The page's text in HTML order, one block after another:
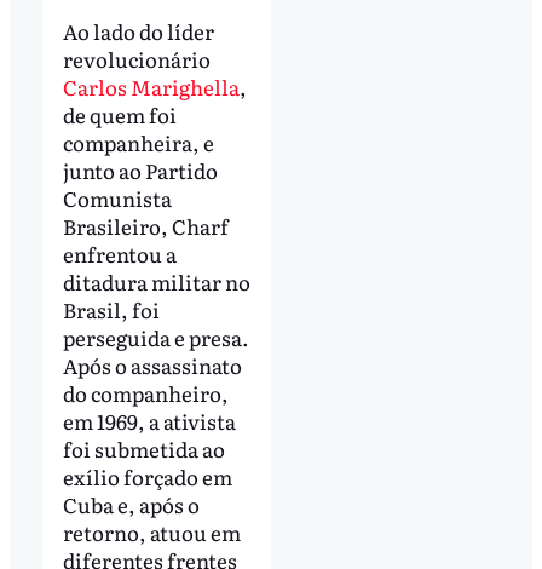
Ao lado do líder
revolucionário
Carlos Marighella,
de quem foi
companheira, e
junto ao Partido
Comunista
Brasileiro, Charf
enfrentou a
ditadura militar no
Brasil, foi
perseguida e presa.
Após o assassinato
do companheiro,
em 1969, a ativista
foi submetida ao
exílio forçado em
Cuba e, após o
retorno, atuou em
diferentes frentes